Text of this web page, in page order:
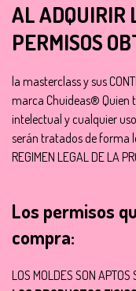
AL ADQUIRIR
PERMISOS
la masterclass y sus
marca Chuideas® Quien
intelectual y cualquier
serán tratados de forma
REGIMEN LEGAL DE LA
Los permisos
compra:
LOS MOLDES SON